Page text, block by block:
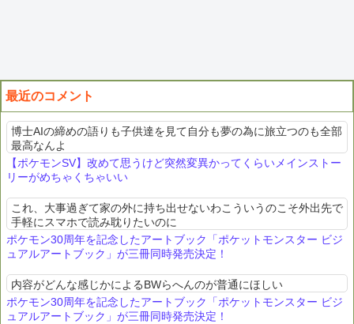
最近のコメント
博士AIの締めの語りも子供達を見て自分も夢の為に旅立つのも全部
最高なんよ
【ポケモンSV】改めて思うけど突然変異かってくらいメインストー
リーがめちゃくちゃいい
これ、大事過ぎて家の外に持ち出せないわこういうのこそ外出先で
手軽にスマホで読み耽りたいのに
ポケモン30周年を記念したアートブック「ポケットモンスター ビジ
ュアルアートブック」が三冊同時発売決定！
内容がどんな感じかによるBWらへんのが普通にほしい
ポケモン30周年を記念したアートブック「ポケットモンスター ビジ
ュアルアートブック」が三冊同時発売決定！